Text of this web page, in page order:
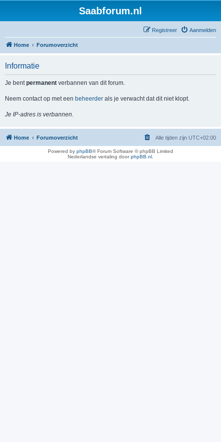
Saabforum.nl
Aanmelden
Registreer
Home Forumoverzicht
Informatie
Je bentpermanent verbannen van dit forum.
Neem contact op met een beheerder als je verwacht dat dit niet klopt.
Je IP-adres is verbannen.
Home Forumoverzicht Alle tijden zijn UTC+02:00
Powered by phpBB® Forum Software © phpBB Limited
Nederlandse vertaling doorphpBB.nl